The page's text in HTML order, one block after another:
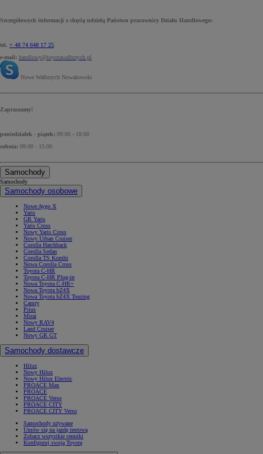
Szczegółowych informacji z chęcią udzielą Państwu pracownicy Działu Handlowego:
tel. + 48 74 648 17 25
e-mail: handlowy@toyotawalbrzych.pl
Nowe Wałbrzych Nowakowski
Zapraszamy!
poniedziałek - piątek: 09:00 - 18:00
sobota: 09:00 - 15:00
Samochody
Samochody
Samochody osobowe
Nowe Aygo X
Yaris
GR Yaris
Yaris Cross
Nowy Yaris Cross
Nowy Urban Cruiser
Corolla Hatchback
Corolla Sedan
Corolla TS Kombi
Nowa Corolla Cross
Toyota C-HR
Toyota C-HR Plug-in
Nowa Toyota C-HR+
Nowa Toyota bZ4X
Nowa Toyota bZ4X Touring
Camry
Prius
Mirai
Nowy RAV4
Land Cruiser
Nowy GR GT
Samochody dostawcze
Hilux
Nowy Hilux
Nowy Hilux Electric
PROACE Max
PROACE
PROACE Verso
PROACE CITY
PROACE CITY Verso
Samochody używane
Umów się na jazdę testową
Zobacz wszystkie cenniki
Konfiguruj swoją Toyotę